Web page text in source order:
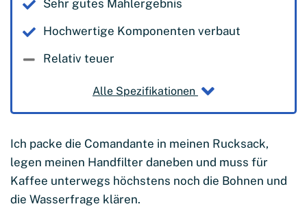
Sehr gutes Mahlergebnis
Hochwertige Komponenten verbaut
Relativ teuer
Alle Spezifikationen
Ich packe die Comandante in meinen Rucksack,
legen meinen Handfilter daneben und muss für
Kaffee unterwegs höchstens noch die Bohnen und
die Wasserfrage klären.